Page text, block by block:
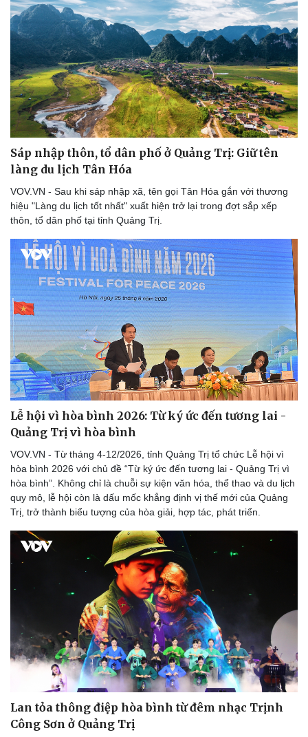
Doanh nghiệp
Thông tin doanh nghiệp
Doanh nghiệp 24h
Doanh nhân
Công nghệ
Sành điệu
Tin Công nghệ
Trải nghiệm
Chuyển đổi số
Sáp nhập thôn, tổ dân phố ở Quảng Trị: Giữ tên
làng du lịch Tân Hóa
VOV.VN - Sau khi sáp nhập xã, tên gọi Tân Hóa gắn với thương
hiệu "Làng du lịch tốt nhất" xuất hiện trở lại trong đợt sắp xếp
thôn, tổ dân phố tại tỉnh Quảng Trị.
Lễ hội vì hòa bình 2026: Từ ký ức đến tương lai -
Quảng Trị vì hòa bình
VOV.VN - Từ tháng 4-12/2026, tỉnh Quảng Trị tổ chức Lễ hội vì
hòa bình 2026 với chủ đề “Từ ký ức đến tương lai - Quảng Trị vì
hòa bình”. Không chỉ là chuỗi sự kiện văn hóa, thể thao và du lịch
quy mô, lễ hội còn là dấu mốc khẳng định vị thế mới của Quảng
Trị, trở thành biểu tượng của hòa giải, hợp tác, phát triển.
Lan tỏa thông điệp hòa bình từ đêm nhạc Trịnh
Công Sơn ở Quảng Trị